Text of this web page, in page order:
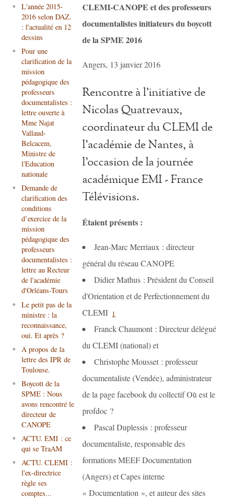
L'année 2015-
2016 selon DAZ.
: l'actualité en 12
dessins
Pour une
clarification de la
mission
pédagogique des
professeurs
documentalistes :
lettre ouverte à
Mme Najat
Vallaud-
Belcacem,
Ministre de
l'Education
nationale
Demande de
clarification des
conditions
d’exercice de la
mission
pédagogique des
professeurs
documentalistes :
lettre au Recteur
de l'académie
d'Orléans-Tours
Le petit pas de la
ministre : la
reconnaissance,
oui. Et après ?
A propos de la
lettre des IPR de
Toulouse.
Boycott de la
SPME : Nous
avons rencontré le
directeur de
CANOPE
ACTU. EMI : ce
qui se TraAM
ACTU. CLEMI :
l'ex-directrice
règle ses
comptes...
CLEMI-CANOPE et des professeurs
documentalistes initiateurs du boycott
de la SPME 2016
Angers, 13 janvier 2016
Rencontre à l'initiative de
Nicolas Quatrevaux,
coordinateur du CLEMI de
l'académie de Nantes, à
l'occasion de la journée
académique EMI - France
Télévisions.
Étaient présents :
Jean-Marc Merriaux : directeur
général du réseau CANOPE
Didier Mathus : Président du Conseil
d'Orientation et de Perfectionnement du
CLEMI 1
Franck Chaumont : Directeur délégué
du CLEMI (national) et
Christophe Mousset : professeur
documentaliste (Vendée), administrateur
de la page facebook du collectif Où est le
profdoc ?
Pascal Duplessis : professeur
documentaliste, responsable des
formations MEEF Documentation
(Angers) et Capes interne
« Documentation », et auteur des sites